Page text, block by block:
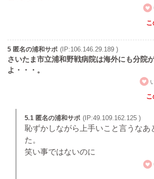
5 匿名の浦和サポ (IP:106.146.29.189 )
さいたま市立浦和野戦病院は海外にも分院
よ・・・。
5.1 匿名の浦和サポ (IP:49.109.162.125 )
恥ずかしながら上手いこと言うなあ
た。
笑い事ではないのに